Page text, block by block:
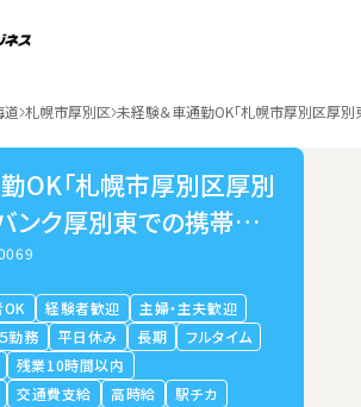
道 札幌市厚別区 未経験＆車通勤OK「札幌市厚別区厚別
OK「札幌市厚別区厚別
ンク厚別東での携帯販
経験者歓迎
主婦・主夫歓迎
勤務 平日休み 長期
フルタイム
残業10時間以内
交通費支給 高時給
駅チカ